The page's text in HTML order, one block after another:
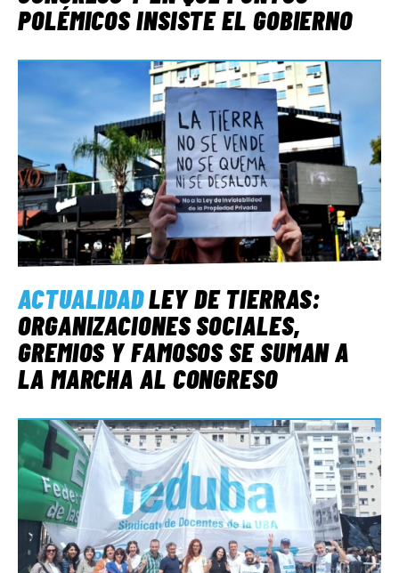
POLÉMICOS INSISTE EL GOBIERNO
ACTUALIDADLEY DE TIERRAS:
ORGANIZACIONES SOCIALES,
GREMIOS Y FAMOSOS SE SUMAN A
LA MARCHA AL CONGRESO